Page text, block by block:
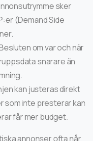
sker
(Demand Side
om var och när
snarare än
kan justeras direkt
som inte presterar kan
får mer budget.
annonser ofta når